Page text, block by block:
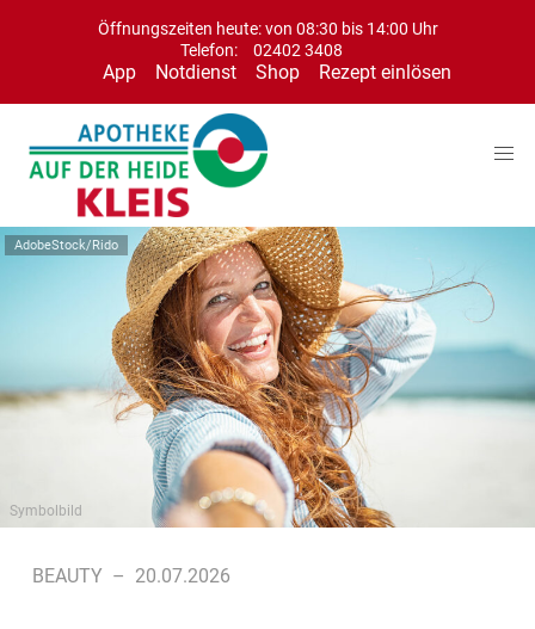
Öffnungszeiten heute: von 08:30 bis 14:00 Uhr
Telefon:
02402 3408
App Notdienst Shop Rezept einlösen
AdobeStock/Rido
Symbolbild
BEAUTY – 20.07.2026